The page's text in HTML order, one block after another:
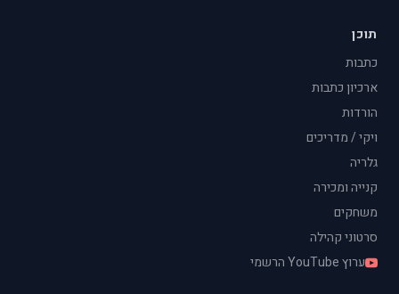
תוכן
כתבות
ארכיון כתבות
הורדות
ויקי / מדריכים
גלריה
קנייה ומכירה
משחקים
סרטוני קהילה
ערוץ YouTube הרשמי